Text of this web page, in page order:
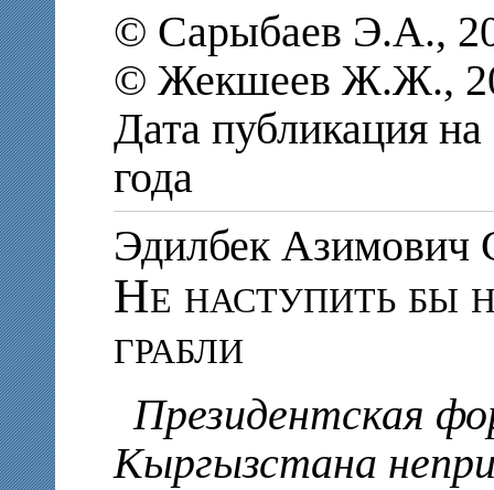
© Сарыбаев Э.А.,
© Жекшеев Ж.Ж.,
Дата публикация
года
Эдилбек
Не наступить бы
грабли
Президентская
Кыргызстана